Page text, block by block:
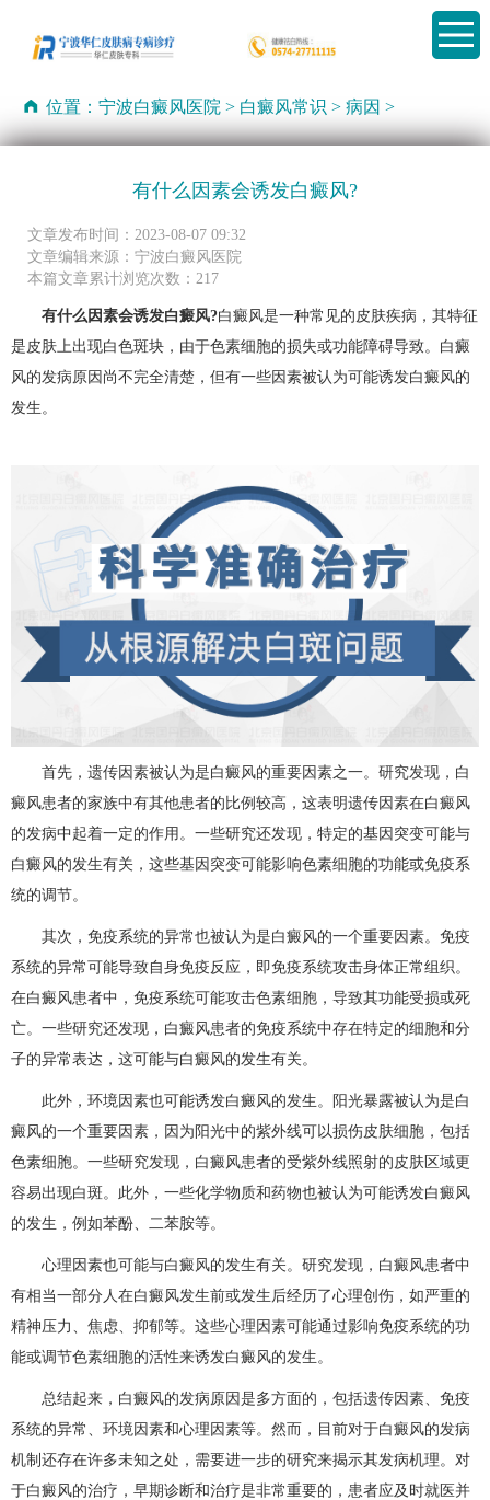
位置：宁波白癜风医院 > 白癜风常识 >病因 >
有什么因素会诱发白癜风?
文章发布时间：2023-08-07 09:32
文章编辑来源：宁波白癜风医院
本篇文章累计浏览次数：217
有什么因素会诱发白癜风?白癜风是一种常见的皮肤疾病，其特征
是皮肤上出现白色斑块，由于色素细胞的损失或功能障碍导致。白癜
风的发病原因尚不完全清楚，但有一些因素被认为可能诱发白癜风的
发生。
首先，遗传因素被认为是白癜风的重要因素之一。研究发现，白
癜风患者的家族中有其他患者的比例较高，这表明遗传因素在白癜风
的发病中起着一定的作用。一些研究还发现，特定的基因突变可能与
白癜风的发生有关，这些基因突变可能影响色素细胞的功能或免疫系
统的调节。
其次，免疫系统的异常也被认为是白癜风的一个重要因素。免疫
系统的异常可能导致自身免疫反应，即免疫系统攻击身体正常组织。
在白癜风患者中，免疫系统可能攻击色素细胞，导致其功能受损或死
亡。一些研究还发现，白癜风患者的免疫系统中存在特定的细胞和分
子的异常表达，这可能与白癜风的发生有关。
此外，环境因素也可能诱发白癜风的发生。阳光暴露被认为是白
癜风的一个重要因素，因为阳光中的紫外线可以损伤皮肤细胞，包括
色素细胞。一些研究发现，白癜风患者的受紫外线照射的皮肤区域更
容易出现白斑。此外，一些化学物质和药物也被认为可能诱发白癜风
的发生，例如苯酚、二苯胺等。
心理因素也可能与白癜风的发生有关。研究发现，白癜风患者中
有相当一部分人在白癜风发生前或发生后经历了心理创伤，如严重的
精神压力、焦虑、抑郁等。这些心理因素可能通过影响免疫系统的功
能或调节色素细胞的活性来诱发白癜风的发生。
总结起来，白癜风的发病原因是多方面的，包括遗传因素、免疫
系统的异常、环境因素和心理因素等。然而，目前对于白癜风的发病
机制还存在许多未知之处，需要进一步的研究来揭示其发病机理。对
于白癜风的治疗，早期诊断和治疗是非常重要的，患者应及时就医并